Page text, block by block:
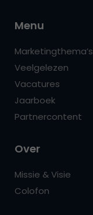
Menu
Marketingthema’s
Veelgelezen
Vacatures
Jaarboek
Partnercontent
Over
Missie & Visie
Colofon